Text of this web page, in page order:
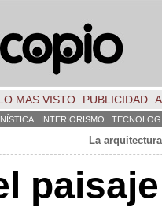
MAS VISTO PUBLICIDAD
INTERIORISMO
La